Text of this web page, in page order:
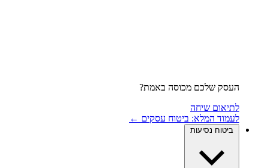
העסק שלכם מכוסה באמת?
לתיאום שיחה
לעמוד המלא: ביטוח עסקים ←
ביטוח נסיעות